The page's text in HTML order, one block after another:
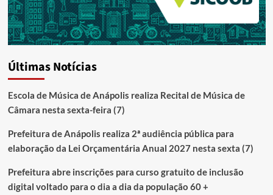
Últimas Notícias
Escola de Música de Anápolis realiza Recital de Música de
Câmara nesta sexta-feira (7)
Prefeitura de Anápolis realiza 2ª audiência pública para
elaboração da Lei Orçamentária Anual 2027 nesta sexta (7)
Prefeitura abre inscrições para curso gratuito de inclusão
digital voltado para o dia a dia da população 60 +